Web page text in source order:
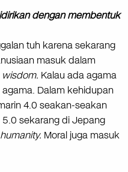
dengan membentuk
tuh karena sekarang
masuk dalam
wisdom. Kalau ada agama
Dalam kehidupan
4.0 seakan-seakan
sekarang di Jepang
Moral juga masuk